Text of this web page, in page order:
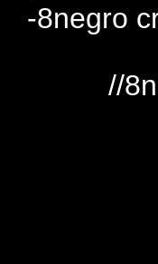
-8negro
//